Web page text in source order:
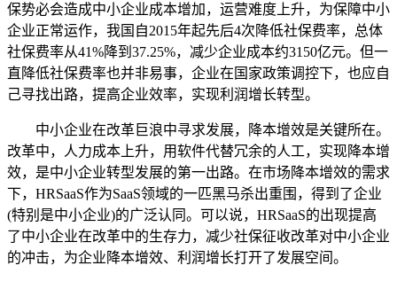
保势必会造成中小企业成本增加，运营难度上升，为保障中小
企业正常运作，我国自2015年起先后4次降低社保费率，总体
社保费率从41%降到37.25%，减少企业成本约3150亿元。但一
直降低社保费率也并非易事，企业在国家政策调控下，也应自
己寻找出路，提高企业效率，实现利润增长转型。
中小企业在改革巨浪中寻求发展，降本增效是关键所在。
改革中，人力成本上升，用软件代替冗余的人工，实现降本增
效，是中小企业转型发展的第一出路。在市场降本增效的需求
下，HRSaaS作为SaaS领域的一匹黑马杀出重围，得到了企业
(特别是中小企业)的广泛认同。可以说，HRSaaS的出现提高
了中小企业在改革中的生存力，减少社保征收改革对中小企业
的冲击，为企业降本增效、利润增长打开了发展空间。